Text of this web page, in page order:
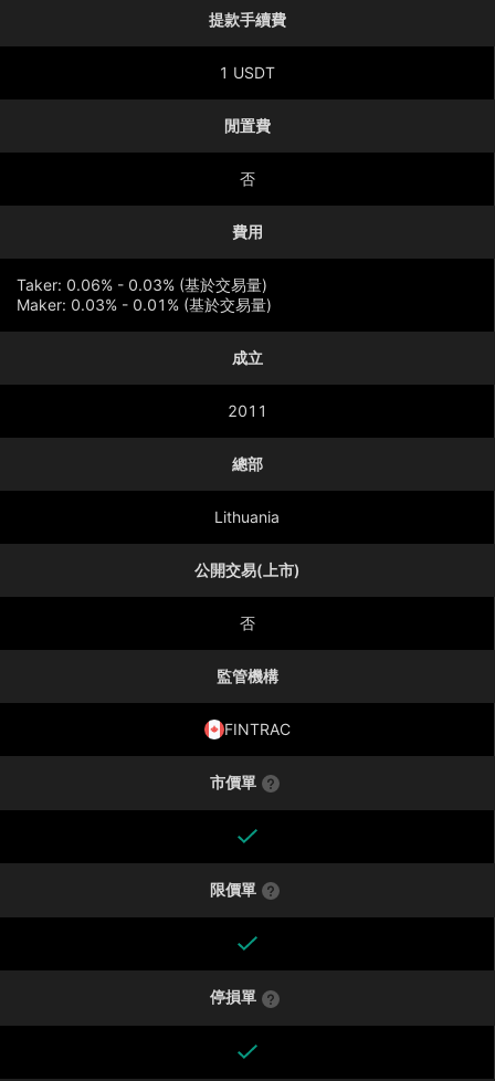
提款手續費
1 USDT
閒置費
否
費用
Taker: 0.06% - 0.03% (基於交易量)
Maker: 0.03% - 0.01% (基於交易量)
成立
2011
總部
Lithuania
公開交易(上市)
否
監管機構
FINTRAC
市價單
限價單
停損單